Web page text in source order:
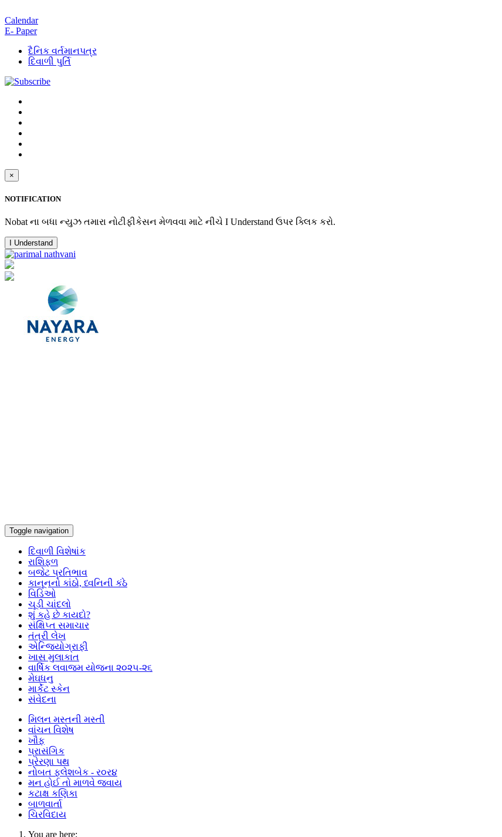
Calendar
E- Paper
દૈનિક વર્તમાનપત્ર
દિવાળી પુર્તિ
×
NOTIFICATION
Nobat ના બધા ન્યુઝ તમારા નોટીફીકેસન મેળવવા માટે નીચે I Understand ઉપર ક્લિક કરો.
I Understand
Toggle navigation
દિવાળી વિશેષાંક
રાશિફળ
બજેટ પ્રતિભાવ
કાનૂનનો કાંઠો, ધ્વનિની કંઠે
વિડિઓ
ચૂડી ચાંદલો
શું કહે છે કાયદો?
સંક્ષિપ્ત સમાચાર
તંત્રી લેખ
એન્જિયોગ્રાફી
ખાસ મુલાકાત
વાર્ષિક લવાજમ યોજના ૨૦૨૫-૨૬
મેઘધનુ
માર્કેટ સ્કેન
સંવેદના
મિલન મસ્તની મસ્તી
વાંચન વિશેષ
ખૌફ
પ્રાસંગિક
પ્રેરણા પથ
નોબત ફ્લેશબેક - ર૦ર૪
મન હોઈ તો માળવે જવાય
કટાક્ષ કણિકા
બાળવાર્તા
ચિરવિદાય
You are here: